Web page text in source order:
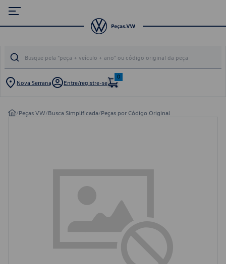
Nova Serrana Entre/registre-se
0
/Peças VW/Busca Simplificada/Peças por Código Original